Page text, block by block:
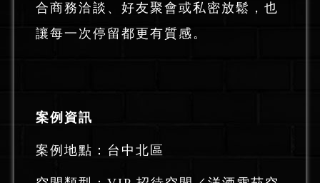
合商務洽談、好友聚會或私密放鬆，也
讓每一次停留都更有質感。
案例資訊
案例地點：台中北區